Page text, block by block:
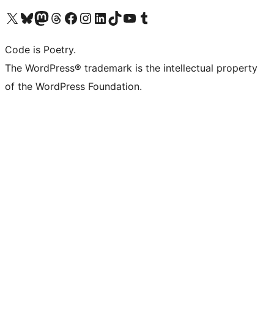
Visit our X (formerly Twitter) account
ഞങ്ങളുടെ ബ്ലൂസ്കൈ അക്കൗണ്ട് സന്ദർശിക്കുക
Visit our Mastodon account
ഞങ്ങളുടെ ത്രെഡ്സ് അക്കൗണ്ട് സന്ദർശിക്കുക
Visit our Facebook page
Visit our Instagram account
Visit our LinkedIn account
ഞങ്ങളുടെ ടിക് ടോക് അക്കൗണ്ട് സന്ദർശിക്കുക
Visit our YouTube channel
ഞങ്ങളുടെ ടംബ്ലർ അക്കൗണ്ട് സന്ദർശിക്കുക
Code is Poetry.
The WordPress® trademark is the intellectual property
of the WordPress Foundation.